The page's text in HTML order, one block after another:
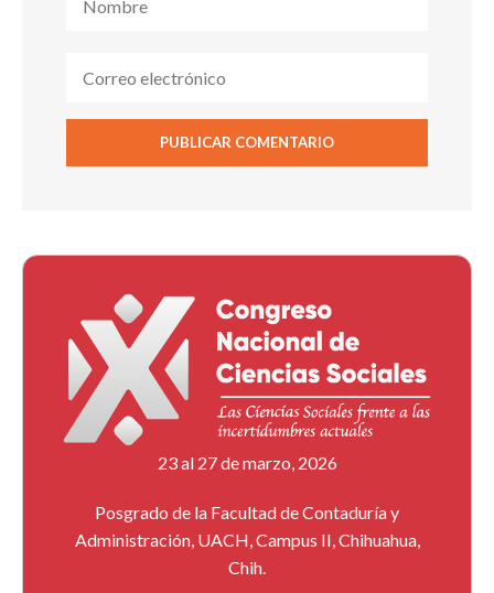
23 al 27 de marzo, 2026
Posgrado de la Facultad de Contaduría y
Administración, UACH, Campus II, Chihuahua,
Chih.